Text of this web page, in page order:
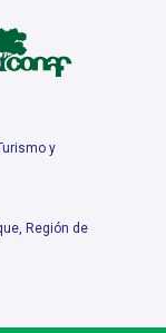
y
Región de